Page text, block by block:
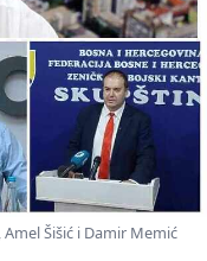
Šišić i Damir Memić